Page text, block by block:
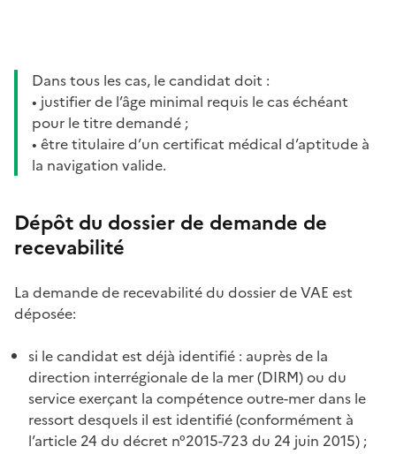
Dans tous les cas, le candidat doit :
• justifier de l’âge minimal requis le cas échéant
pour le titre demandé ;
• être titulaire d’un certificat médical d’aptitude à
la navigation valide.
Dépôt du dossier de demande de
recevabilité
La demande de recevabilité du dossier de VAE est
déposée:
si le candidat est déjà identifié : auprès de la
direction interrégionale de la mer (DIRM) ou du
service exerçant la compétence outre-mer dans le
ressort desquels il est identifié (conformément à
l’article 24 du décret n°2015-723 du 24 juin 2015) ;